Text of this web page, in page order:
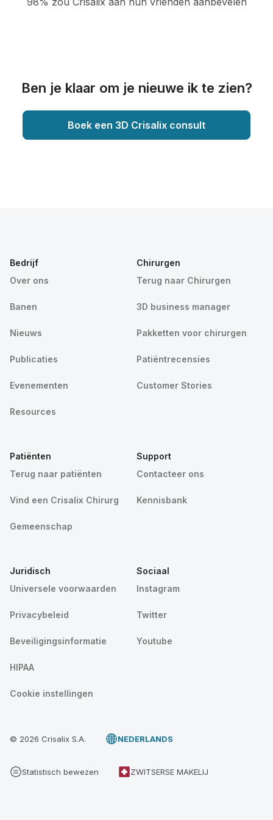
Ben je klaar om je nieuwe ik te zien?
Boek een 3D Crisalix consult
Bedrijf
Over ons
Banen
Nieuws
Publicaties
Evenementen
Resources
Chirurgen
Terug naar Chirurgen
3D business manager
Pakketten voor chirurgen
Patiëntrecensies
Customer Stories
Patiënten
Terug naar patiënten
Vind een Crisalix Chirurg
Gemeenschap
Support
Contacteer ons
Kennisbank
Juridisch
Universele voorwaarden
Privacybeleid
Beveiligingsinformatie
HIPAA
Cookie instellingen
Sociaal
Instagram
Twitter
Youtube
© 2026 Crisalix S.A. NEDERLANDS
Statistisch bewezen ZWITSERSE MAKELIJ